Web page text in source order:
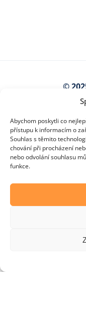
Abychom poskytli co
přístupu k informacím o
Souhlas s těmito
chování při procházení
nebo odvolání souhlasu
funkce.
©